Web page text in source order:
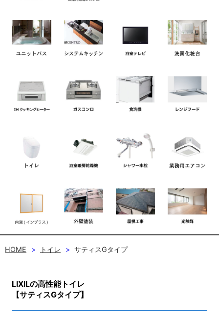
HOME トイレ サティスGタイプ
LIXILの高性能トイレ
【サティスGタイプ】